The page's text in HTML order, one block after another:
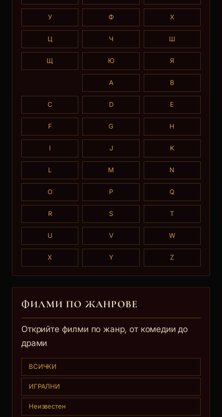
У Ф Х
Ц Ч Ш
Щ Ю Я
A B
C D E
F G H
I J K
L M N
O P Q
R S T
U V W
X Y Z
ФИЛМИ ПО ЖАНРОВЕ
Открийте филми по жанр, от комедии до
драми
ВСИЧКИ
ИГРАЛНИ
Неизвестен